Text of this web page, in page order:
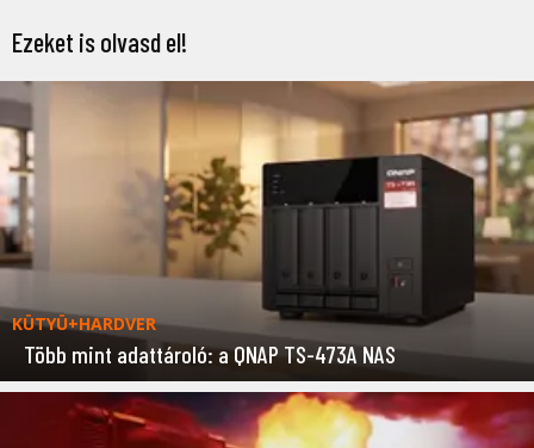
Ezeket is olvasd el!
KÜTYÜ+HARDVER
Több mint adattároló: a QNAP TS-473A NAS